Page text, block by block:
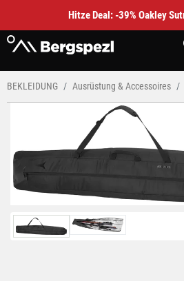
Hitze Deal: -39% Oakley
BEKLEIDUNG Ausrüstung & Accessoires